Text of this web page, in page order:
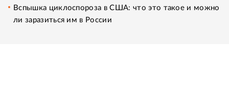
Вспышка циклоспороза в США: что это такое и можно
ли заразиться им в России